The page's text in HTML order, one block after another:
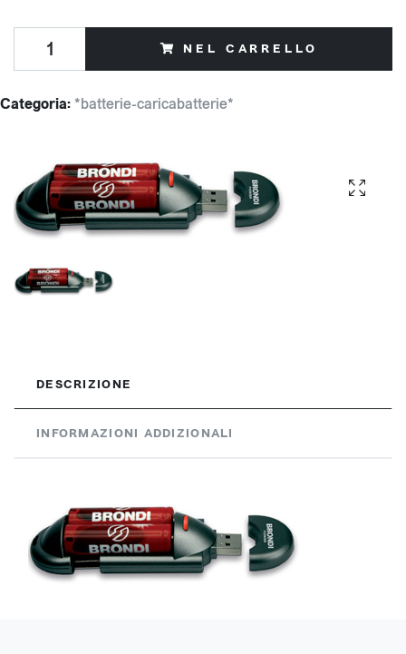
NEL CARRELLO
Categoria: *batterie-caricabatterie*
DESCRIZIONE
INFORMAZIONI ADDIZIONALI